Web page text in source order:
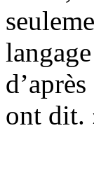
ont dit.